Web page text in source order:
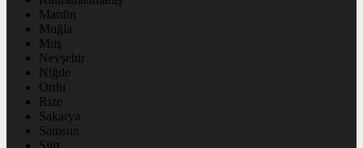
Mardin
Muğla
Muş
Nevşehir
Niğde
Ordu
Rize
Sakarya
Samsun
Siirt